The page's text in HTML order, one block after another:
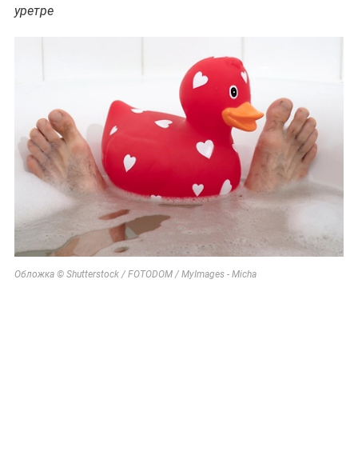
уретре
Обложка © Shutterstock / FOTODOM / MyImages - Micha